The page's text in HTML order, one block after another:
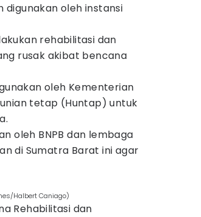
oleh instansi
rehabilitasi dan
rusak akibat bencana
oleh Kementerian
tetap (Huntap) untuk
oleh BNPB dan lembaga
di Sumatra Barat ini agar
Halbert Caniago)
Rehabilitasi dan